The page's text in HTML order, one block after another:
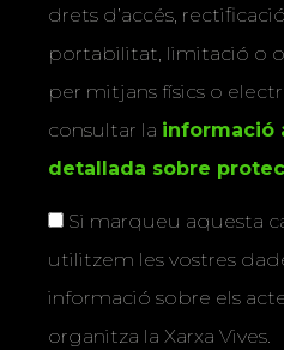
drets d’accés,
portabilitat, limitació o
per mitjans físics o
consultar la informació
detallada sobre
Si marqueu aquesta
utilitzem les vostres
informació sobre els
organitza la Xarxa Vives.